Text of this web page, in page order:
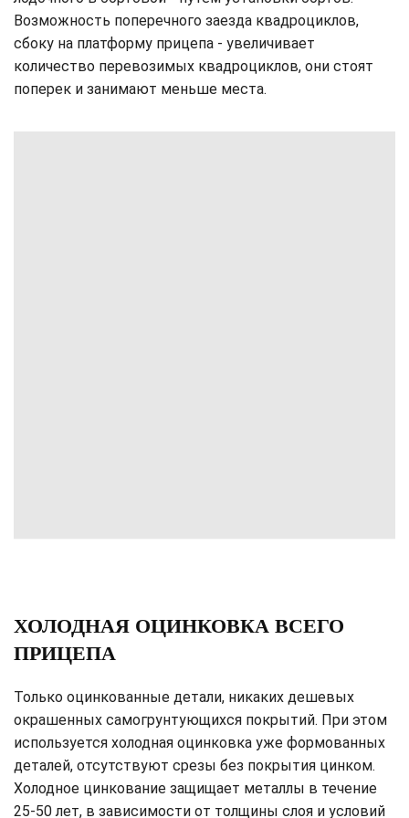
Возможность поперечного заезда квадроциклов,
сбоку на платформу прицепа - увеличивает
количество перевозимых квадроциклов, они стоят
поперек и занимают меньше места.
ХОЛОДНАЯ ОЦИНКОВКА ВСЕГО
ПРИЦЕПА
Только оцинкованные детали, никаких дешевых
окрашенных самогрунтующихся покрытий. При этом
используется холодная оцинковка уже формованных
деталей, отсутствуют срезы без покрытия цинком.
Холодное цинкование защищает металлы в течение
25-50 лет, в зависимости от толщины слоя и условий